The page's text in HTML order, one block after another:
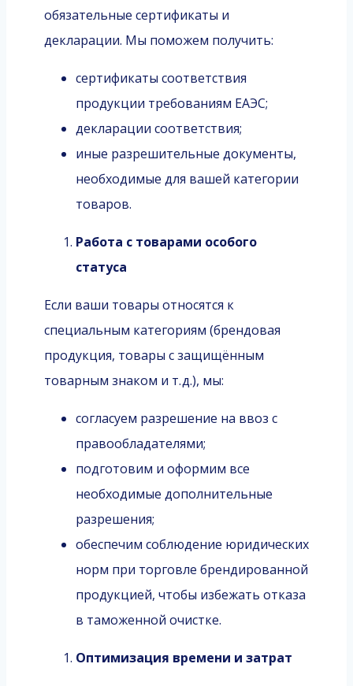
обязательные сертификаты и
декларации. Мы поможем получить:
сертификаты соответствия
продукции требованиям ЕАЭС;
декларации соответствия;
иные разрешительные документы,
необходимые для вашей категории
товаров.
Работа с товарами особого
статуса
Если ваши товары относятся к
специальным категориям (брендовая
продукция, товары с защищённым
товарным знаком и т. д.), мы:
согласуем разрешение на ввоз с
правообладателями;
подготовим и оформим все
необходимые дополнительные
разрешения;
обеспечим соблюдение юридических
норм при торговле брендированной
продукцией, чтобы избежать отказа
в таможенной очистке.
Оптимизация времени и затрат